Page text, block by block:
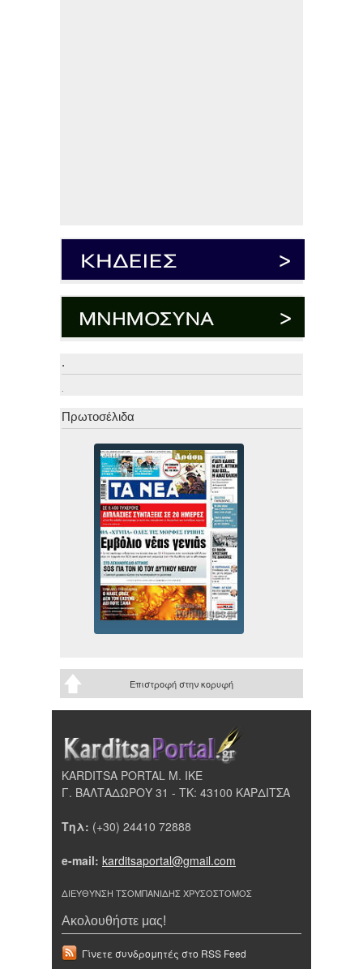
.
.
Πρωτοσέλιδα
Επιστροφή στην κορυφή
KARDITSA PORTAL Μ. ΙΚΕ
Γ. ΒΑΛΤΑΔΩΡΟΥ 31 - ΤΚ: 43100 ΚΑΡΔΙΤΣΑ
Τηλ: (+30) 24410 72888
e-mail: karditsaportal@gmail.com
ΔΙΕΥΘΥΝΣΗ ΤΣΟΜΠΑΝΙΔΗΣ ΧΡΥΣΟΣΤΟΜΟΣ
Ακολουθήστε μας!
Γίνετε συνδρομητές στο RSS Feed